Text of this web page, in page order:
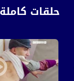
كفر قاسم: لقاء عربي
النقب: وقفة احتجاجية ضد
إضراب يشمل كافة
السلطات المحلية:
النقب: مؤتمر لتقليص
حيفا: هزة إرضية تضرب
النقب: إضراب لحل قضية
حلقات كاملة